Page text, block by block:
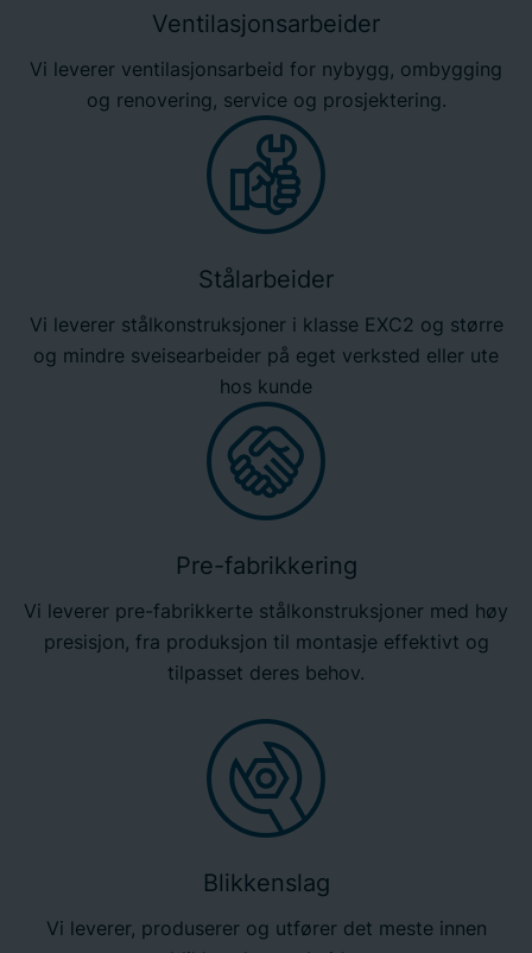
Ventilasjonsarbeider
Vi leverer ventilasjonsarbeid for nybygg, ombygging
og renovering, service og prosjektering.
Stålarbeider
Vi leverer stålkonstruksjoner i klasse EXC2 og større
og mindre sveisearbeider på eget verksted eller ute
hos kunde
Pre-fabrikkering
Vi leverer pre-fabrikkerte stålkonstruksjoner med høy
presisjon, fra produksjon til montasje effektivt og
tilpasset deres behov.
Blikkenslag
Vi leverer, produserer og utfører det meste innen